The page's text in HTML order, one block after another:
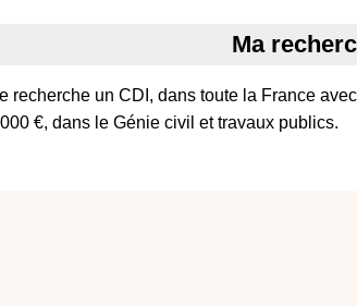
Ma
recherche un CDI, dans toute la France
€, dans le Génie civil et travaux publics.